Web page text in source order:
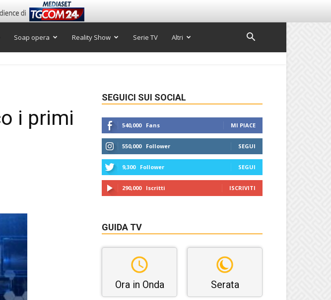
Soap opera Reality Show Serie TV Altri
i primi
SEGUICI SUI SOCIAL
540,000 Fans MI PIACE
550,000 Follower SEGUI
9,300 Follower SEGUI
290,000 Iscritti ISCRIVITI
GUIDA TV
Ora in Onda Serata